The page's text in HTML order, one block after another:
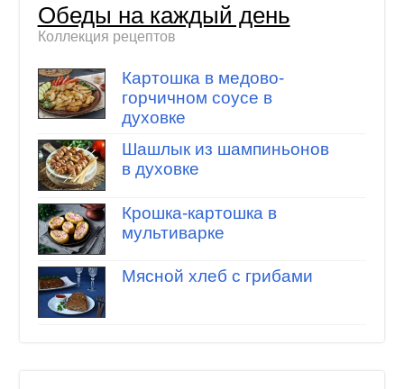
Обеды на каждый день
Коллекция рецептов
Картошка в медово-
горчичном соусе в
духовке
Шашлык из шампиньонов
в духовке
Крошка-картошка в
мультиварке
Мясной хлеб с грибами